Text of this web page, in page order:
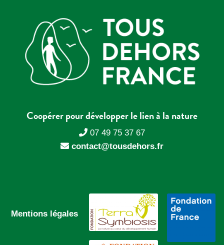
Coopérer pour développer le lien à la nature
07 49 75 37 67
contact@tousdehors.fr
Mentions légales